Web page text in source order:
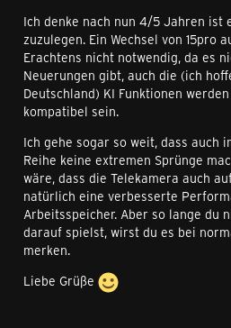
Ich denke nach nun 4/5 Jahren ist
zuzulegen. Ein Wechsel von 15pro
Erachtens nicht notwendig, da es
Neuerungen gibt, auch die (ich
Deutschland) KI Funktionen
kompatibel sein.
Ich gehe sogar so weit, dass auch
Reihe keine extremen Sprünge
wäre, dass die Telekamera auch
natürlich eine verbesserte
Arbeitsspeicher. Aber so lange du
darauf spielst, wirst du es bei
merken.
Liebe Grüße